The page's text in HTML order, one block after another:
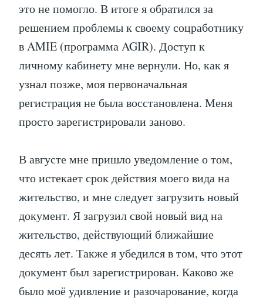
это не помогло. В итоге я обратился за
решением проблемы к своему соцработнику
в AMIE (программа AGIR). Доступ к
личному кабинету мне вернули. Но, как я
узнал позже, моя первоначальная
регистрация не была восстановлена. Меня
просто зарегистрировали заново.
В августе мне пришло уведомление о том,
что истекает срок действия моего вида на
жительство, и мне следует загрузить новый
документ. Я загрузил свой новый вид на
жительство, действующий ближайшие
десять лет. Также я убедился в том, что этот
документ был зарегистрирован. Каково же
было моё удивление и разочарование, когда